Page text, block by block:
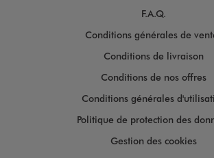
F.A.Q.
Conditions générales de
Conditions de livraison
Conditions de nos offres
Conditions générales
Politique de protection des
Gestion des cookies